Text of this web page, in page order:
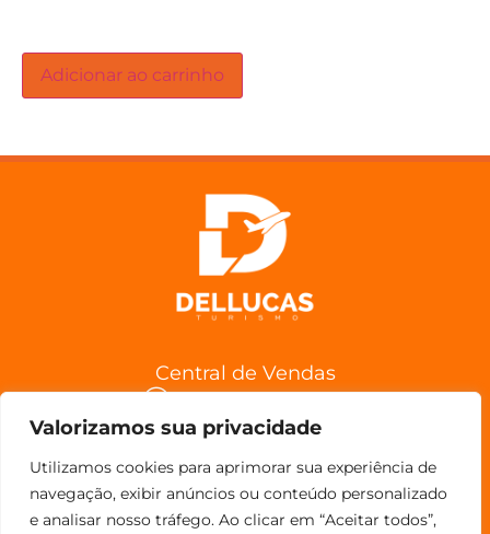
Valorizamos sua privacidade
Utilizamos cookies para aprimorar sua experiência de
navegação, exibir anúncios ou conteúdo personalizado
e analisar nosso tráfego. Ao clicar em “Aceitar todos”,
Adicionar ao carrinho
Central de Vendas
Confira a Política de Cancelamentos